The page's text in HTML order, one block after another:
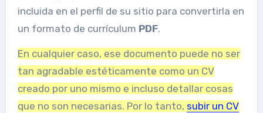
incluida en el perfil de su sitio para convertirla en
un formato de currículum PDF.
En cualquier caso, ese documento puede no ser
tan agradable estéticamente como un CV
creado por uno mismo e incluso detallar cosas
que no son necesarias. Por lo tanto, subir un CV